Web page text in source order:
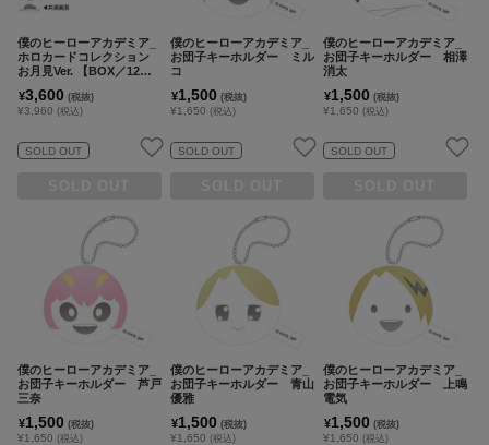
僕のヒーローアカデミア_
ホロカードコレクション
お月見Ver. 【BOX／12パ
¥3,600 (税抜)
¥3,960 (税込)
SOLD OUT
僕のヒーローアカデミア_
お団子キーホルダー ミル
コ
¥1,500 (税抜)
¥1,650 (税込)
SOLD OUT
僕のヒーローアカデミア_
お団子キーホルダー 相澤
消太
¥1,500 (税抜)
¥1,650 (税込)
SOLD OUT
僕のヒーローアカデミア_
お団子キーホルダー 芦戸
三奈
¥1,500 (税抜)
¥1,650 (税込)
僕のヒーローアカデミア_
お団子キーホルダー 青山
優雅
¥1,500 (税抜)
¥1,650 (税込)
僕のヒーローアカデミア_
お団子キーホルダー 上鳴
電気
¥1,500 (税抜)
¥1,650 (税込)